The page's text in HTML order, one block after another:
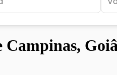
Campinas,